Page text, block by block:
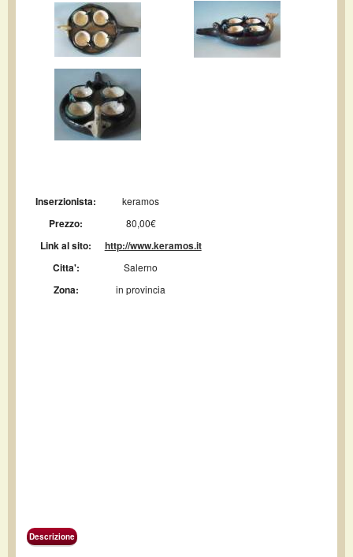
Inserzionista: keramos
Prezzo: 80,00€
Link al sito:
http://www.keramos.it
Citta':
Salerno
Zona: in provincia
Descrizione